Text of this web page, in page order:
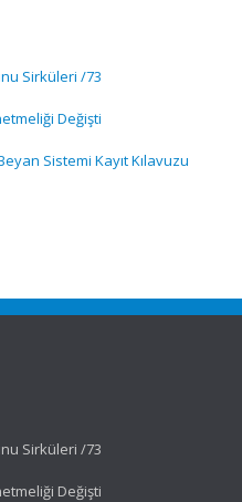
Sirküleri /73
Değişti
Sistemi Kayıt Kılavuzu
Sirküleri /73
Değişti